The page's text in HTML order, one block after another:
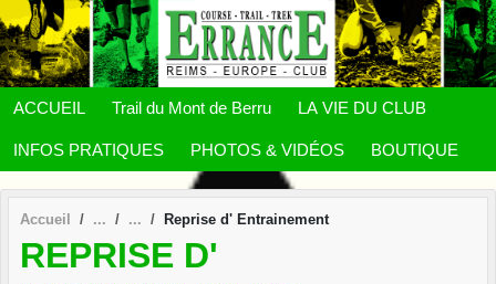
ACCUEIL Trail du Mont de Berru LA VIE DU CLUB
INFOS PRATIQUES PHOTOS & VIDÉOS BOUTIQUE
Accueil Reprise d' Entrainement
REPRISE D'
Panneau de gestion des cookies